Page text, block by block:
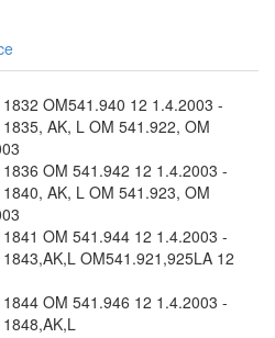
OM541.940 12 1.4.2003 -
AK, L OM 541.922, OM
OM 541.942 12 1.4.2003 -
AK, L OM 541.923, OM
OM 541.944 12 1.4.2003 -
OM541.921,925LA 12
OM 541.946 12 1.4.2003 -